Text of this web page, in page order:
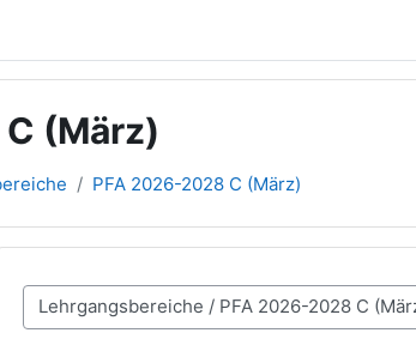
(März)
PFA 2026-2028 C (März)
Kursbereiche